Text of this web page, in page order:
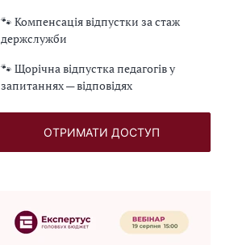
🐾 Компенсація відпустки за стаж
держслужби
🐾 Щорічна відпустка педагогів у
запитаннях — відповідях
ОТРИМАТИ ДОСТУП